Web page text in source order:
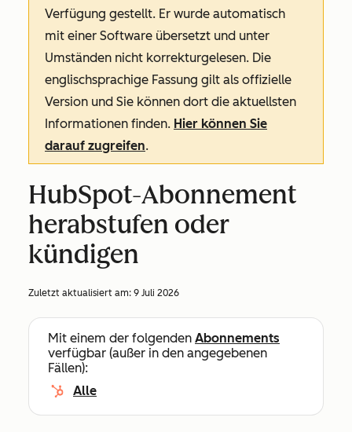
Verfügung gestellt. Er wurde automatisch
mit einer Software übersetzt und unter
Umständen nicht korrekturgelesen. Die
englischsprachige Fassung gilt als offizielle
Version und Sie können dort die aktuellsten
Informationen finden. Hier können Sie
darauf zugreifen.
HubSpot-Abonnement
herabstufen oder
kündigen
Zuletzt aktualisiert am: 9 Juli 2026
Mit einem der folgenden Abonnements
verfügbar (außer in den angegebenen
Fällen):
Alle